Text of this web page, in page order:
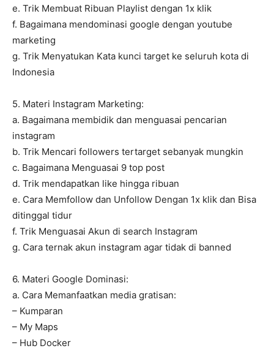
e. Trik Membuat Ribuan Playlist dengan 1x klik
f. Bagaimana mendominasi google dengan youtube
marketing
g. Trik Menyatukan Kata kunci target ke seluruh kota di
Indonesia
5. Materi Instagram Marketing:
a. Bagaimana membidik dan menguasai pencarian
instagram
b. Trik Mencari followers tertarget sebanyak mungkin
c. Bagaimana Menguasai 9 top post
d. Trik mendapatkan like hingga ribuan
e. Cara Memfollow dan Unfollow Dengan 1x klik dan Bisa
ditinggal tidur
f. Trik Menguasai Akun di search Instagram
g. Cara ternak akun instagram agar tidak di banned
6. Materi Google Dominasi:
a. Cara Memanfaatkan media gratisan:
– Kumparan
– My Maps
– Hub Docker